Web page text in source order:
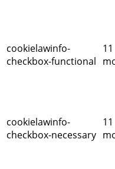
cookielawinfo-
checkbox-functional
11
cookielawinfo-
checkbox-necessary
11